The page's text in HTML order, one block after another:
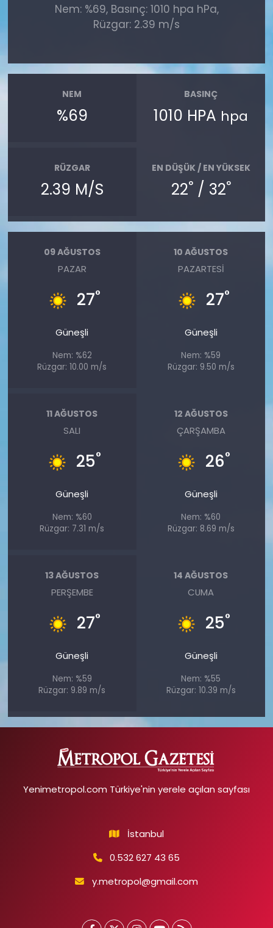
Nem: %69, Basınç: 1010 hpa hPa,
Rüzgar: 2.39 m/s
NEM
%69
BASINÇ
1010 HPA hpa
RÜZGAR
2.39 M/S
EN DÜŞÜK / EN YÜKSEK
22°/ 32°
09 AĞUSTOS
PAZAR
27°
Güneşli
Nem: %62
Rüzgar: 10.00 m/s
10 AĞUSTOS
PAZARTESI
27°
Güneşli
Nem: %59
Rüzgar: 9.50 m/s
11 AĞUSTOS
SALI
25°
Güneşli
Nem: %60
Rüzgar: 7.31 m/s
12 AĞUSTOS
ÇARŞAMBA
26°
Güneşli
Nem: %60
Rüzgar: 8.69 m/s
13 AĞUSTOS
PERŞEMBE
27°
Güneşli
Nem: %59
Rüzgar: 9.89 m/s
14 AĞUSTOS
CUMA
25°
Güneşli
Nem: %55
Rüzgar: 10.39 m/s
Yenimetropol.com Türkiye'nin yerele açılan sayfası
İstanbul
0.532 627 43 65
y.metropol@gmail.com